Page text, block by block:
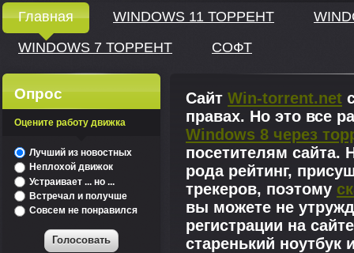
Главная WINDOWS 11 ТОРРЕНТ
WINDOWS 7 ТОРРЕНТ
СОФТ
Сайт Win-torrent.net
правах. Но это все
Windows 8 через
посетителям сайта.
рода рейтинг,
трекеров, поэтому
вы можете не
регистрации на
старенький
Опрос
Оцените работу движка
Лучший из новостных
Неплохой движок
Устраивает ... но ...
Встречал и получше
Совсем не понравился
Голосовать